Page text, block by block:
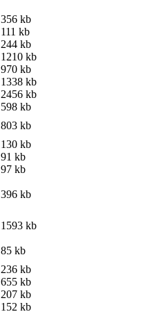
356 kb
111 kb
244 kb
1210 kb
970 kb
1338 kb
2456 kb
598 kb
803 kb
130 kb
91 kb
97 kb
396 kb
1593 kb
85 kb
236 kb
655 kb
207 kb
152 kb